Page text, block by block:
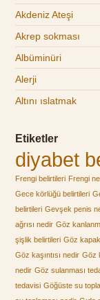
Akdeniz Ateşi
Akrep sokması
Albüminüri
Alerji
Altını ıslatmak
Etiketler
diyabet
Frengi belirtileri Frengi
Gece körlüğü belirtileri
belirtileri Gevşek penis
ağrısı nedir Göz
şişlik belirtileri Göz
Göz kaşıntısı nedir Göz
nedir Göz sulanması
tedavisi Göğüste su